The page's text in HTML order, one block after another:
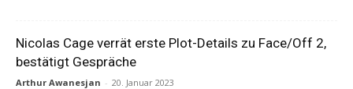
Nicolas Cage verrät erste Plot-Details zu Face/Off 2,
bestätigt Gespräche
Arthur Awanesjan - 20. Januar 2023